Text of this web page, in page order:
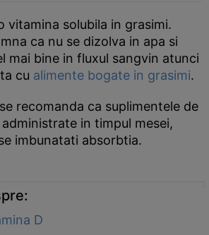
vitamina solubila in grasimi.
ca nu se dizolva in apa si
mai bine in fluxul sangvin atunci
cu alimente bogate in grasimi.
recomanda ca suplimentele de
in timpul mesei,
imbunatati absorbtia.
D